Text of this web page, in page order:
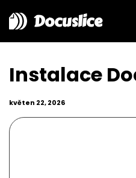
Docuslice
Instalace
květen 22, 2026